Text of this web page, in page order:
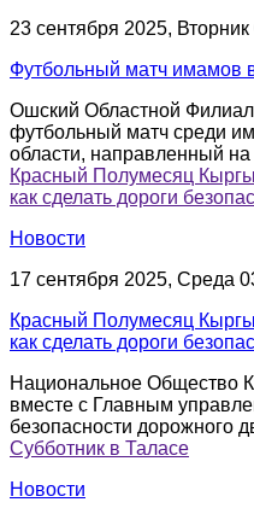
23 сентября 2025,
Футбольный матч имамов
Ошский Областной
футбольный матч среди
области, направленный на
Красный Полумесяц
как сделать дороги
Новости
17 сентября 2025, Среда
Красный Полумесяц
как сделать дороги
Национальное Общество
вместе с Главным
безопасности дорожного
Субботник в Таласе
Новости